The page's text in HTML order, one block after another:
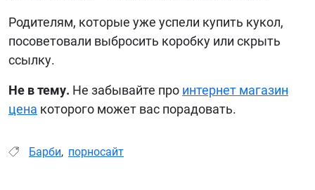
Родителям, которые уже успели купить кукол,
посоветовали выбросить коробку или скрыть
ссылку.
Не в тему. Не забывайте про интернет магазин
цена которого может вас порадовать.
Барби, порносайт